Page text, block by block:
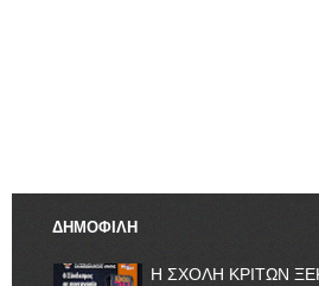
ΔΗΜΟΦΙΛΗ
Η ΣΧΟΛΗ ΚΡΙΤΩΝ